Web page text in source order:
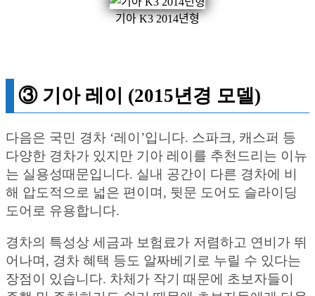
기아 K3 2014년형
③ 기아 레이 (2015년경 모델)
다음은 국민 경차 ‘레이’입니다. 스파크, 캐스퍼 등
다양한 경차가 있지만 기아 레이를 추천드리는 이뉴
는 실용성때문입니다. 실내 공간이 다른 경차에 비
해 압도적으로 넓은 편이며, 뒷문 도어도 슬라이딩
도어로 유용합니다.
경차의 특성상 세금과 보험료가 저렴하고 연비가 뛰
어나며, 경차 혜택 등도 알짜베기로 누릴 수 있다는
장점이 있습니다. 차체가 작기 때문에 초보자들이